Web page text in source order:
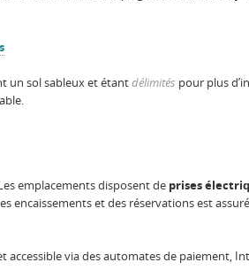
un sol sableux et étantdélimités pour plus
emplacements disposent de prises
encaissements et des réservations est
accessible via des automates de paiement,